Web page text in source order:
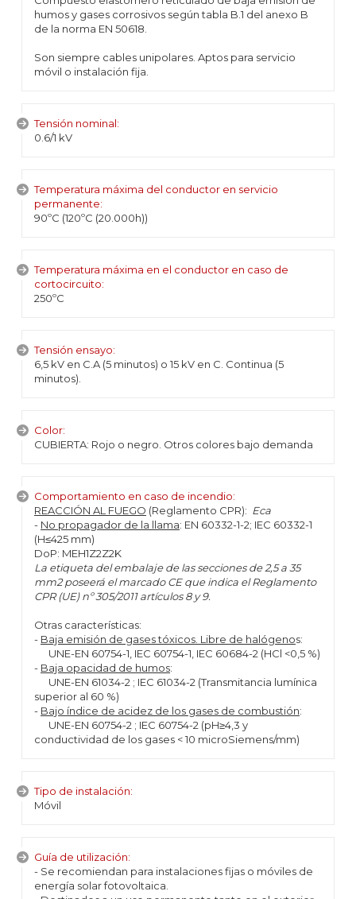
humos y gases corrosivos según tabla B.1 del anexo B
de la norma EN 50618.
Son siempre cables unipolares. Aptos para servicio
móvil o instalación fija.
Tensión nominal:
0.6/1 kV
Temperatura máxima del conductor en servicio
permanente:
90ºC (120ºC (20.000h))
Temperatura máxima en el conductor en caso de
cortocircuito:
250ºC
Tensión ensayo:
6,5 kV en C.A (5 minutos) o 15 kV en C. Continua (5
minutos).
Color:
CUBIERTA: Rojo o negro. Otros colores bajo demanda
Comportamiento en caso de incendio:
REACCIÓN AL FUEGO (Reglamento CPR): Eca
- No propagador de la llama: EN 60332-1-2; IEC 60332-1
(H≤425 mm)
DoP: MEH1Z2Z2K
La etiqueta del embalaje de las secciones de 2,5 a 35
mm2 poseerá el marcado CE que indica el Reglamento
CPR (UE) nº 305/2011 artículos 8 y 9.
Otras características:
- Baja emisión de gases tóxicos. Libre de halógenos:
UNE-EN 60754-1, IEC 60754-1, IEC 60684-2 (HCl <0,5 %)
- Baja opacidad de humos:
UNE-EN 61034-2 ; IEC 61034-2 (Transmitancia lumínica
superior al 60 %)
- Bajo índice de acidez de los gases de combustión:
UNE-EN 60754-2 ; IEC 60754-2 (pH≥4,3 y
conductividad de los gases < 10 microSiemens/mm)
Tipo de instalación:
Móvil
Guía de utilización:
- Se recomiendan para instalaciones fijas o móviles de
energía solar fotovoltaica.